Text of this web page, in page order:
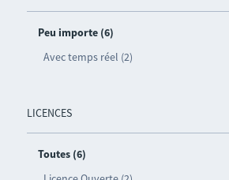
Peu importe (6)
Avec temps réel (2)
LICENCES
Toutes (6)